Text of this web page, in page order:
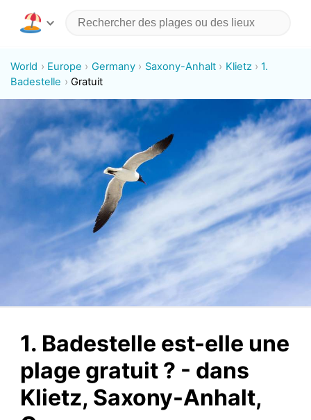
World Europe Germany Saxony-Anhalt Klietz
1.
Badestelle
Gratuit
1. Badestelle est-elle une
plage gratuit ? - dans
Klietz, Saxony-Anhalt,